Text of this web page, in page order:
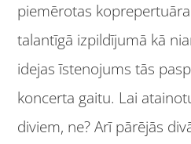
piemērotas
talantīgā izpildījumā kā
idejas īstenojums tās
koncerta gaitu. Lai
diviem, ne? Arī pārējās